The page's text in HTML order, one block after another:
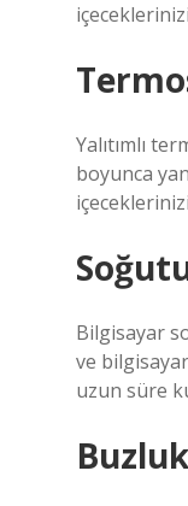
Yalıtımlı
boyunca
Bilgisayar
ve
uzun süre